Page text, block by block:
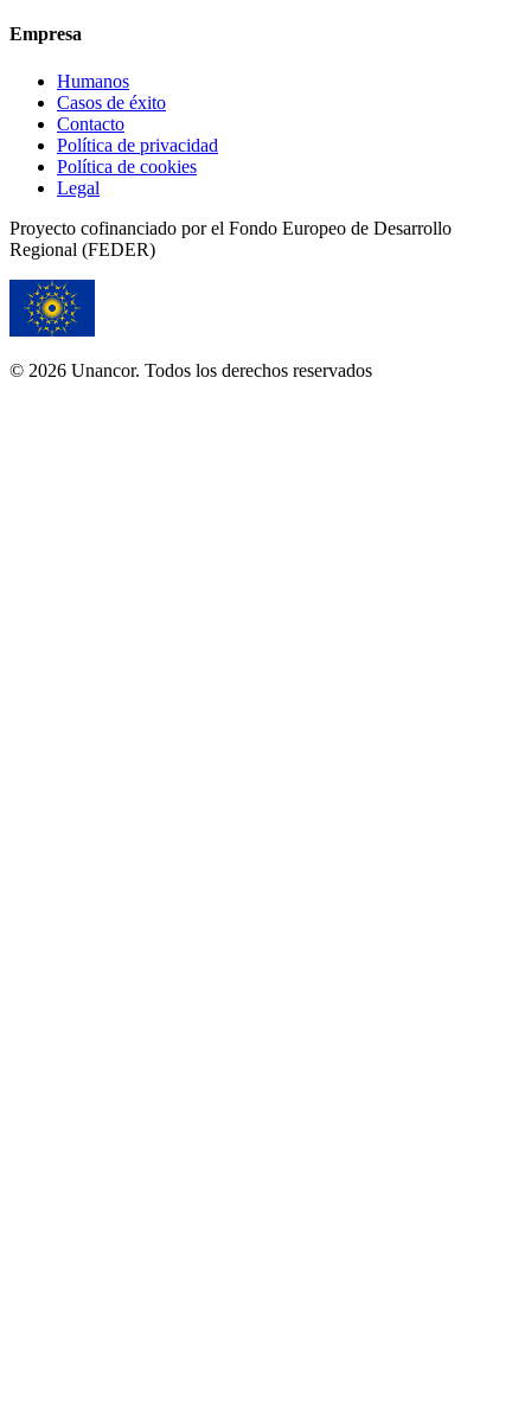
Empresa
Humanos
Casos de éxito
Contacto
Política de privacidad
Política de cookies
Legal
Proyecto cofinanciado por el Fondo Europeo de Desarrollo
Regional (FEDER)
© 2026 Unancor. Todos los derechos reservados